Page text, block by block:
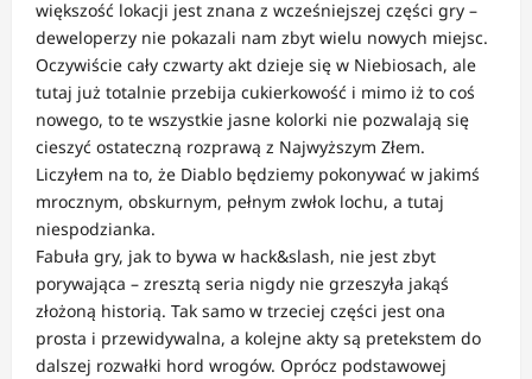
większość lokacji jest znana z wcześniejszej części gry –
deweloperzy nie pokazali nam zbyt wielu nowych miejsc.
Oczywiście cały czwarty akt dzieje się w Niebiosach, ale
tutaj już totalnie przebija cukierkowość i mimo iż to coś
nowego, to te wszystkie jasne kolorki nie pozwalają się
cieszyć ostateczną rozprawą z Najwyższym Złem.
Liczyłem na to, że Diablo będziemy pokonywać w jakimś
mrocznym, obskurnym, pełnym zwłok lochu, a tutaj
niespodzianka.
Fabuła gry, jak to bywa w hack&slash, nie jest zbyt
porywająca – zresztą seria nigdy nie grzeszyła jakąś
złożoną historią. Tak samo w trzeciej części jest ona
prosta i przewidywalna, a kolejne akty są pretekstem do
dalszej rozwałki hord wrogów. Oprócz podstawowej